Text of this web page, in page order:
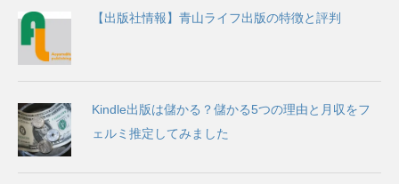
【出版社情報】青山ライフ出版の特徴と評判
Kindle出版は儲かる？儲かる5つの理由と月収をフ
ェルミ推定してみました